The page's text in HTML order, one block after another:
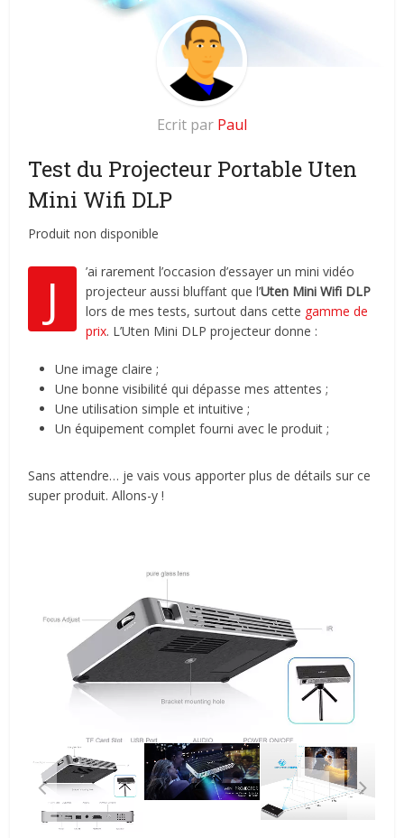
Ecrit par Paul
Test du Projecteur Portable Uten
Mini Wifi DLP
Produit non disponible
J
’ai rarement l’occasion d’essayer un mini vidéo
projecteur aussi bluffant que l’Uten Mini Wifi DLP
lors de mes tests, surtout dans cette gamme de
prix. L’Uten Mini DLP projecteur donne :
Une image claire ;
Une bonne visibilité qui dépasse mes attentes ;
Une utilisation simple et intuitive ;
Un équipement complet fourni avec le produit ;
Sans attendre… je vais vous apporter plus de détails sur ce
super produit. Allons-y !